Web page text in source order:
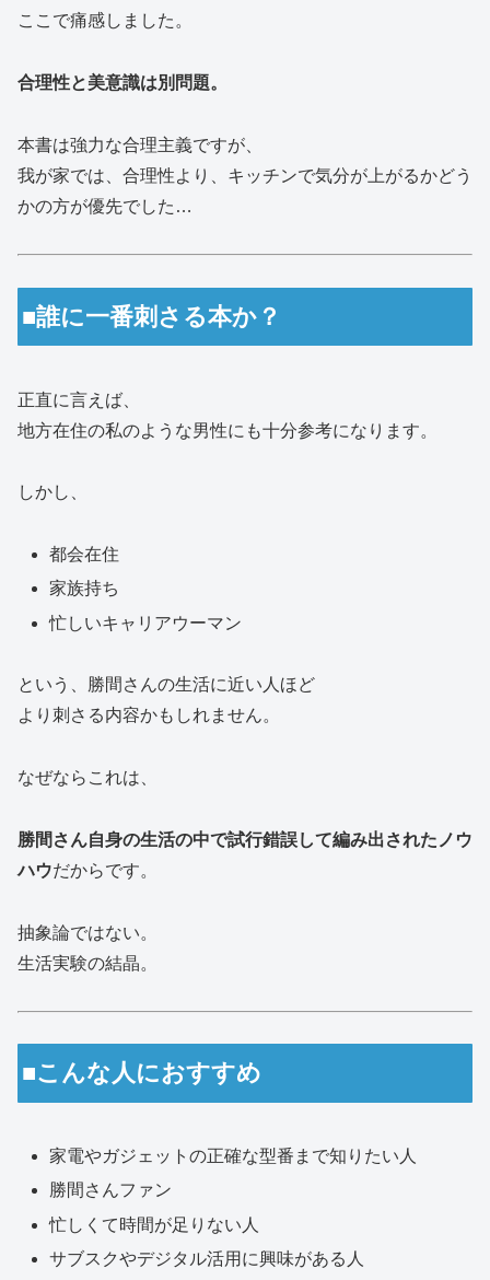
ここで痛感しました。
合理性と美意識は別問題。
本書は強力な合理主義ですが、
我が家では、合理性より、キッチンで気分が上がるかどう
かの方が優先でした…
■誰に一番刺さる本か？
正直に言えば、
地方在住の私のような男性にも十分参考になります。
しかし、
都会在住
家族持ち
忙しいキャリアウーマン
という、勝間さんの生活に近い人ほど
より刺さる内容かもしれません。
なぜならこれは、
勝間さん自身の生活の中で試行錯誤して編み出されたノウ
ハウだからです。
抽象論ではない。
生活実験の結晶。
■こんな人におすすめ
家電やガジェットの正確な型番まで知りたい人
勝間さんファン
忙しくて時間が足りない人
サブスクやデジタル活用に興味がある人